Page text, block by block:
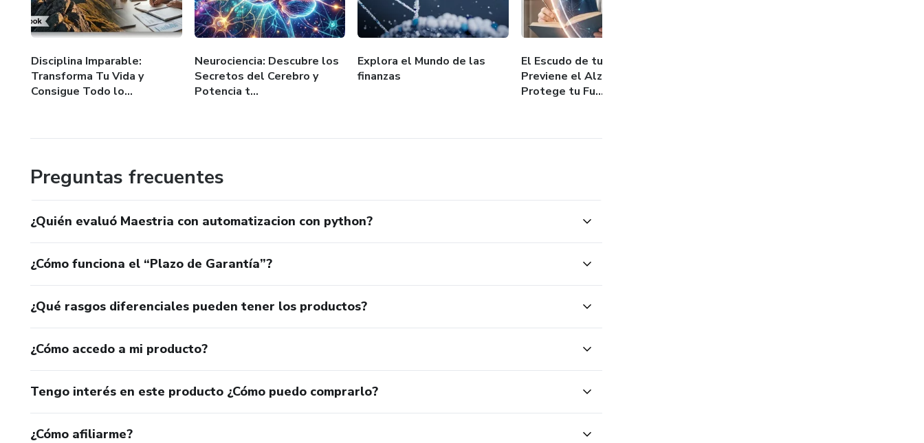
Disciplina Imparable:
Transforma Tu Vida y
Consigue Todo lo...
Neurociencia: Descubre los
Secretos del Cerebro y
Potencia t...
Explora el Mundo de las
finanzas
El Escudo de tu Mente:
Previene el Alzheimer y
Protege tu Fu...
Preguntas frecuentes
¿Quién evaluó Maestria con automatizacion con python?
¿Cómo funciona el “Plazo de Garantía”?
¿Qué rasgos diferenciales pueden tener los productos?
¿Cómo accedo a mi producto?
Tengo interés en este producto ¿Cómo puedo comprarlo?
¿Cómo afiliarme?